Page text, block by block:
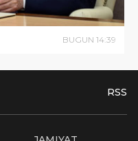
BUGUN 14:39
RSS